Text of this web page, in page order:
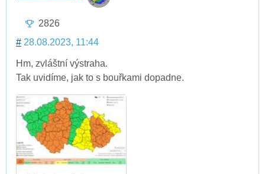
2826
# 28.08.2023, 11:44
Hm, zvláštní výstraha.
Tak uvidíme, jak to s bouřkami dopadne.